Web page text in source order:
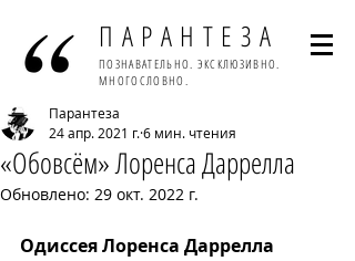
ПАРАНТЕЗА
ПОЗНАВАТЕЛЬНО. ЭКСКЛЮЗИВНО.
МНОГОСЛОВНО.
«Обовсём» Лоренса Даррелла
Парантеза
24 апр. 2021 г.6 мин. чтения
Обновлено: 29 окт. 2022 г.
Одиссея Лоренса Даррелла